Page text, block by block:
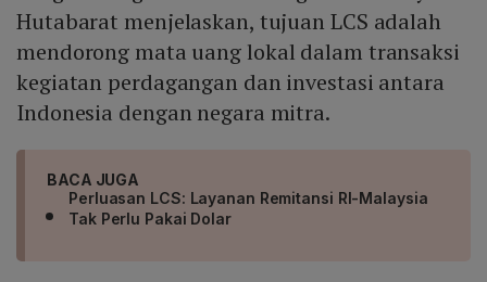
Hutabarat menjelaskan, tujuan LCS adalah
mendorong mata uang lokal dalam transaksi
kegiatan perdagangan dan investasi antara
Indonesia dengan negara mitra.
BACA JUGA
Perluasan LCS: Layanan Remitansi RI-Malaysia
Tak Perlu Pakai Dolar